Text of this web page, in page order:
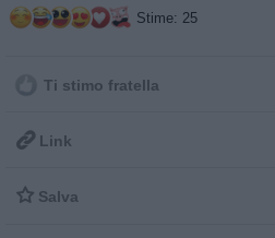
Stime: 25
Ti stimo fratella
 Link
 Salva